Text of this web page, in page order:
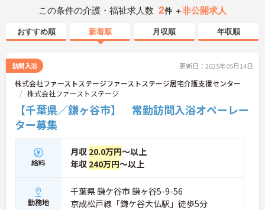
この条件の介護・福祉求人数 2件 ＋非公開求人
おすすめ順 新着順 月収順 年収順
訪問入浴 更新日：2025年05月14日
株式会社ファーストステージファーストステージ居宅介護支援センター
株式会社ファーストステージ
【千葉県／鎌ヶ谷市】 常勤訪問入浴オペーレー
ター募集
給料
月収 20.0万円～以上
年収 240万円～以上
勤務地
千葉県 鎌ケ谷市 鎌ヶ谷5-9-56
京成松戸線「鎌ケ谷大仏駅」徒歩5分